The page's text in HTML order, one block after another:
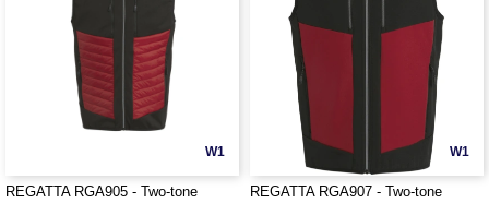
W1
REGATTA RGA905 - Two-tone
W1
REGATTA RGA907 - Two-tone